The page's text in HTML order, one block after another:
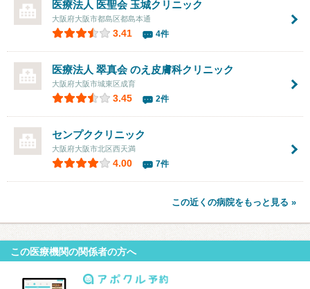
医療法人 医聖会 玉城クリニック
大阪府大阪市都島区都島本通
3.41 4件
医療法人 翠真会 のえ皮膚科クリニック
大阪府大阪市城東区成育
3.45 2件
センプククリニック
大阪府大阪市北区西天満
4.00 7件
この近くの病院をもっと見る »
この医療機関の関係者の方へ